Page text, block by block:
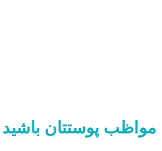
مواظب پوستتان باشید